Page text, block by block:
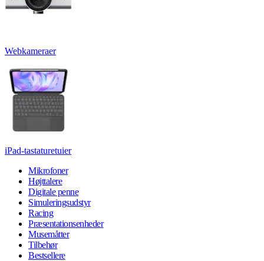
Webkameraer
iPad-tastaturetuier
Mikrofoner
Højttalere
Digitale penne
Simuleringsudstyr
Racing
Præsentationsenheder
Musemåtter
Tilbehør
Bestsellere